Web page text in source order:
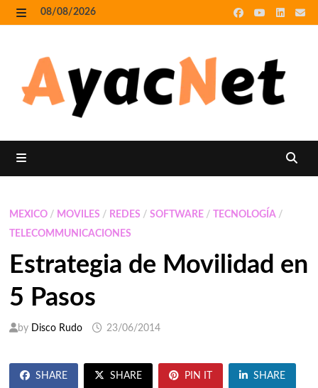
Skip
to
08/08/2026
MEXICO/ MOVILES / REDES / SOFTWARE/ TECNOLOGÍA/
TELECOMMUNICACIONES
Estrategia de Movilidad en
5 Pasos
by Disco Rudo 23/06/2014
SHARE SHARE PIN IT SHARE